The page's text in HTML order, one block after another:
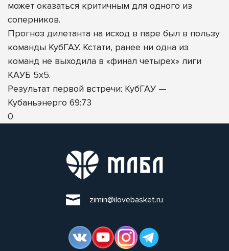
может оказаться критичным для одного из
соперников.
Прогноз дилетанта на исход в паре был в пользу
команды КубГАУ. Кстати, ранее ни одна из
команд не выходила в «финал четырех» лиги
КАУБ 5х5.
Результат первой встречи: КубГАУ —
Кубаньэнерго 69:73
0
zimin@ilovebasket.ru